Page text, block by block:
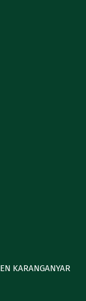
KARANGANYAR